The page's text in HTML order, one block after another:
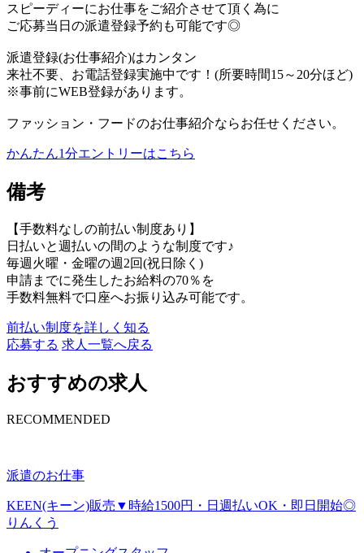
スピーディーにお仕事をご紹介させて頂く為に
ご応募当日の派遣登録予約も可能です◎
派遣登録(お仕事紹介)はカンタン
来社不要、お電話登録実施中です！(所要時間15～20分ほど)
※事前にWEB登録があります。
ファッション・フードのお仕事紹介ならお任せください。
かんたん1分エントリーはこちら
備考
【手数料なしの前払い制度あり】
日払いと週払いの間のような制度です♪
毎週火曜・金曜の週2回(祝日除く)
申請までに発生したお給料の70％を
手数料無料で口座へお振り込み可能です。
前払い制度を詳しく知る
応募する 求人一覧へ戻る
おすすめの求人
RECOMMENDED
派遣のお仕事
KEEN(キーン)販売▼時給1500円・日週払いOK・即日開始◎
りんくう